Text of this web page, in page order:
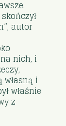
autor
nich, i
i
właśnie
z